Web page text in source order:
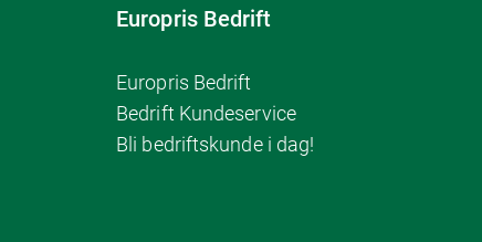
Europris Bedrift
Europris Bedrift
Bedrift Kundeservice
Bli bedriftskunde i dag!